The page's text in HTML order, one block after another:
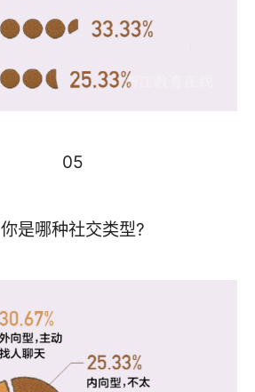
05
你是哪种社交类型?